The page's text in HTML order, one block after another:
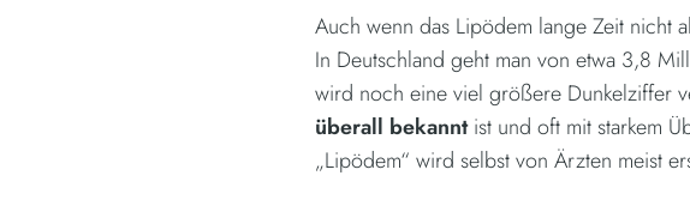
Auch wenn das Lipödem lange Zeit nicht
In Deutschland geht man von etwa 3,8
wird noch eine viel größere Dunkelziffer
überall bekanntist und oft mit starkem
„Lipödem“ wird selbst von Ärzten meist